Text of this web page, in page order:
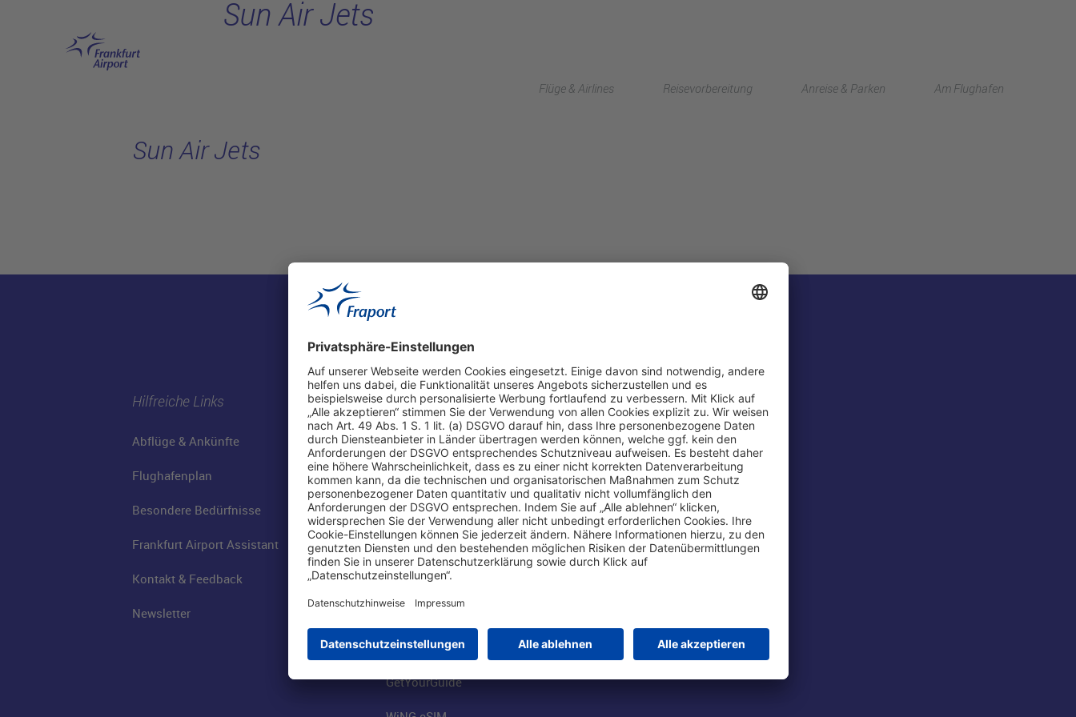
Flüge & Airlines Reisevorbereitung Anreise & Parken Am Flughafen
Sun Air Jets
Sun Air Jets
Hilfreiche Links
Abflüge & Ankünfte
Flughafenplan
Besondere Bedürfnisse
Frankfurt Airport Assistant
Kontakt & Feedback
Newsletter
Online einkaufen & buchen
Parkplätze
Online-Shop
Besucherservices
FRA SmartWay
Hotels am Standort
Mietwagen weltweit
Flüge buchen
GetYourGuide
Über uns
Fraport AG
Business am Airport
FRA Eventlocations
Jobs am Airport
Konzernstrategie